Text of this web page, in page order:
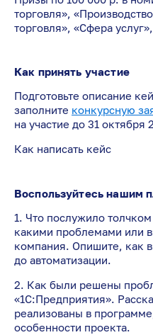
торговля»,
торговля», «Сфера
Как принять участие
Подготовьте описание
заполните конкурсную
на участие до 31 октября
Как написать кейс
Воспользуйтесь нашим
1. Что послужило
какими проблемами или
компания. Опишите, как
до автоматизации.
2. Как были решены
«1С:Предприятия».
реализованы в
особенности проекта.